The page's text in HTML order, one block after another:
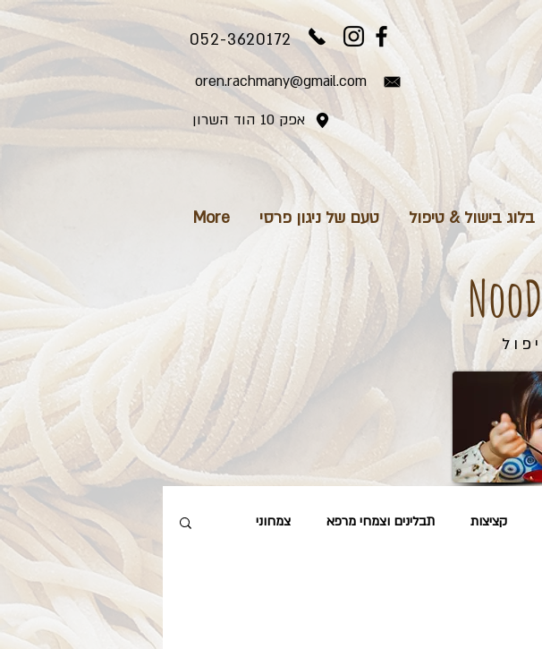
052-3620172
oren.rachmany@gmail.com
אפק 10 הוד השרון
בלוג בישול & טיפול טעם של ניגון פרסי More
קציצות תבלינים וצמחי מרפא צמחוני